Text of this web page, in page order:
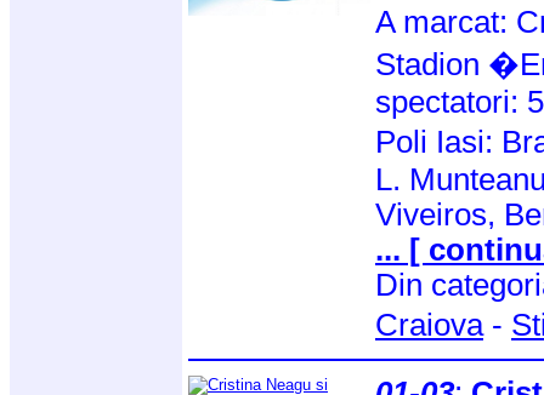
A marcat:
Stadion
spectatori:
Poli Iasi:
L.
Viveiros,
... [
Din
Craiova-